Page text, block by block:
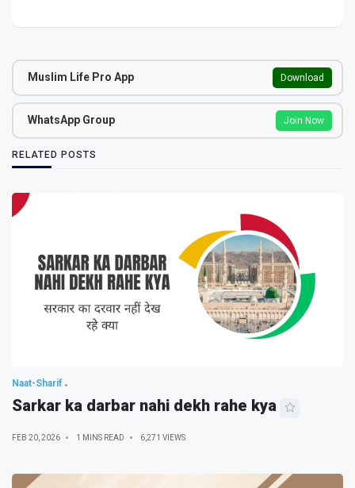
Muslim Life Pro App Download
WhatsApp Group Join Now
RELATED POSTS
Naat-Sharif
Sarkar ka darbar nahi dekh rahe kya
FEB 20, 2026 1 MINS READ 6,271 VIEWS